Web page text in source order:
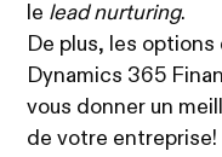
le lead nurturing.
De plus, les
Dynamics 365
vous donner un
de votre entreprise!